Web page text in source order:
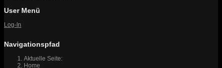
User Menü
Log-In
Navigationspfad
Aktuelle Seite:
Home